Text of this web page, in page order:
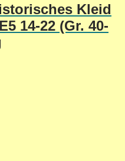
Kleid
14-22 (Gr. 40-